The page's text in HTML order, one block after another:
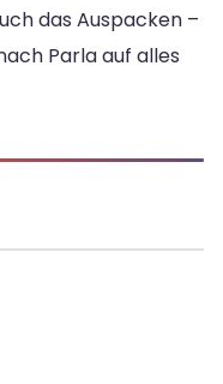
das Auspacken –
Parla auf alles